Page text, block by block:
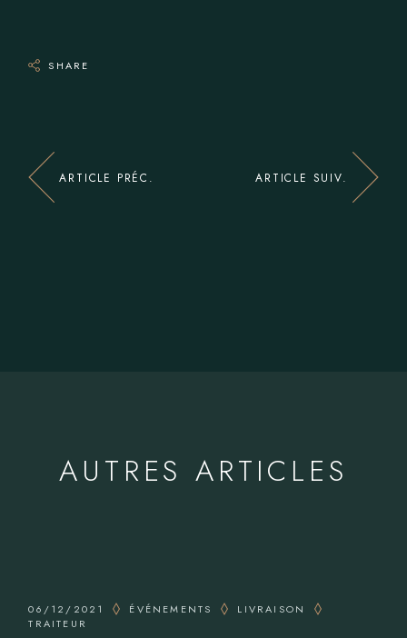
SHARE
ARTICLE PRÉC. ARTICLE SUIV.
AUTRES ARTICLES
06/12/2021 ÉVÉNEMENTS
LIVRAISON
TRAITEUR